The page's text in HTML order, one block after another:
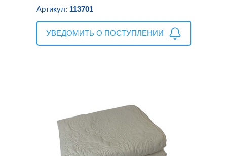
Артикул: 113701
УВЕДОМИТЬ О ПОСТУПЛЕНИИ